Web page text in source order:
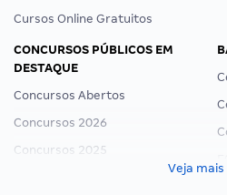
Cursos Online Gratuitos
CONCURSOS PÚBLICOS EM
DESTAQUE
Concursos Abertos
Concursos 2026
Concursos 2025
Veja mais